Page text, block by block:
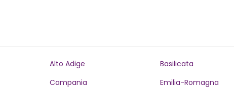
Alto Adige
Basilicata
Campania
Emilia-Romagna